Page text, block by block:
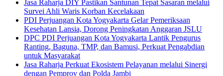
Jasa Raharja DIY Pastikan Santunan Tepat Sasaran melalui
Survei Ahli Waris Korban Kecelakaan
PDI Perjuangan Kota Yogyakarta Gelar Pemeriksaan
Kesehatan Lansia, Dorong Peningkatan Anggaran JSLU
DPC PDI Perjuangan Kota Yogyakarta Lantik Pengurus
Ranting, Baguna, TMP, dan Bamusi, Perkuat Pengabdian
untuk Masyarakat
Jasa Raharja Perkuat Ekosistem Pelayanan melalui Sinergi
dengan Pemprov dan Polda Jambi